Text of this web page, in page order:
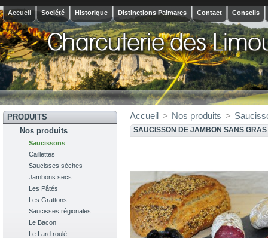
Accueil Société Historique Distinctions Palmares Contact Conseils
PRODUITS
Nos produits
Saucissons
Caillettes
Saucisses sèches
Jambons secs
Les Pâtés
Les Grattons
Saucisses régionales
Le Bacon
Le Lard roulé
Accueil > Nos produits >
SAUCISSON DE JAMBON SANS